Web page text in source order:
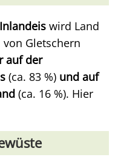
Inlandeis wird Land
von Gletschern
auf der
(ca. 83 %) und auf
(ca. 16 %). Hier